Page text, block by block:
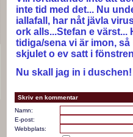
inte tid med det... Nu
iallafall, har nåt jävla
ork alls...Stefan e värst...
tidiga/sena vi är imon,
skjulet o ev satt i
Nu skall jag in i
Skriv en kommentar
Namn:
E-post:
Webbplats: